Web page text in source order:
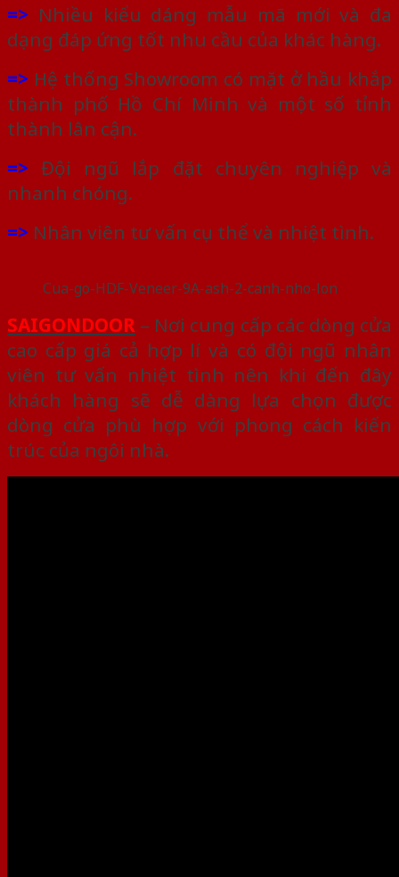
=> Nhiều kiểu dáng mẫu mã mới và đa
dạng đáp ứng tốt nhu cầu của khác hàng.
=> Hệ thống Showroom có mặt ở hầu khắp
thành phố Hồ Chí Minh và một số tỉnh
thành lân cận.
=> Đội ngũ lắp đặt chuyên nghiệp và
nhanh chóng.
=> Nhân viên tư vấn cụ thể và nhiệt tình.
Cua-go-HDF-Veneer-9A-ash-2-canh-nho-lon
SAIGONDOOR – Nơi cung cấp các dòng cửa
cao cấp giá cả hợp lí và có đội ngũ nhân
viên tư vấn nhiệt tình nên khi đến đây
khách hàng sẽ dễ dàng lựa chọn được
dòng cửa phù hợp với phong cách kiến
trúc của ngôi nhà.